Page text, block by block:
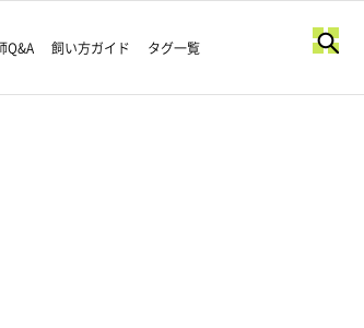
Q&A 飼い方ガイド タグ一覧